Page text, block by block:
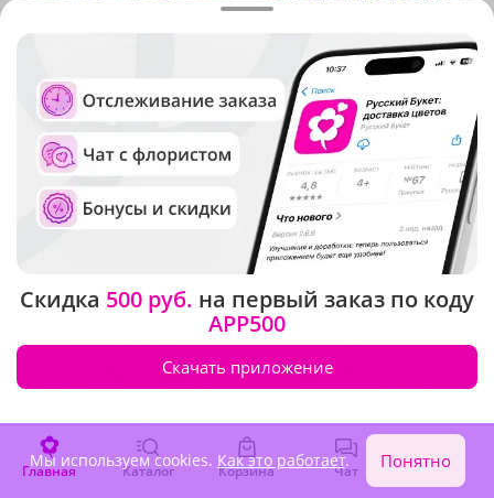
5(76)
Букет "Сказочная фантазия"
В наличии
Композиция "Звездочка"
В наличии
3 320 ₽
Главная Каталог Корзина Чат Войти
Скидка 500 руб. на первый заказ по коду
APP500
Скачать приложение
Мы используем cookies. Как это работает. Понятно